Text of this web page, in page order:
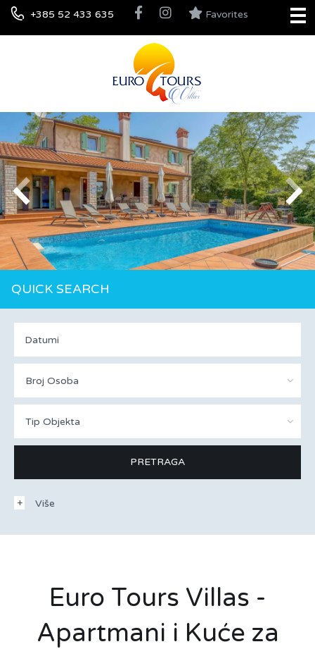
+385 52 433 635 Favorites
QUICK SEARCH
Broj Osoba
Tip Objekta
Više
Euro Tours Villas -
Apartmani i Kuće za